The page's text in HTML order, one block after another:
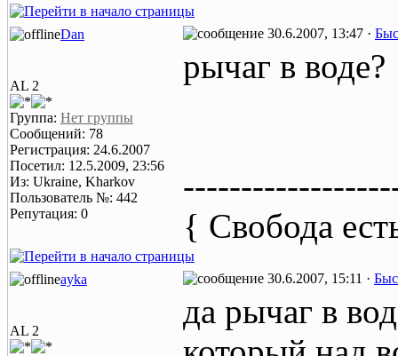
Dan 30.6.2007, 13:47 ·
AL 2
Группа: Нет группы
Сообщений: 78
Регистрация: 24.6.2007
Посетил: 12.5.2009, 23:56
Из: Ukraine, Kharkov
Пользователь №: 442
Репутация: 0
рычаг в воде?
{ Свобода
ayka 30.6.2007, 15:11 ·
AL 2
да рычаг в